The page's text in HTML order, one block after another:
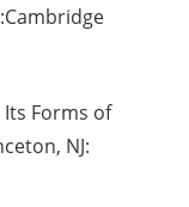
Forms of
NJ: